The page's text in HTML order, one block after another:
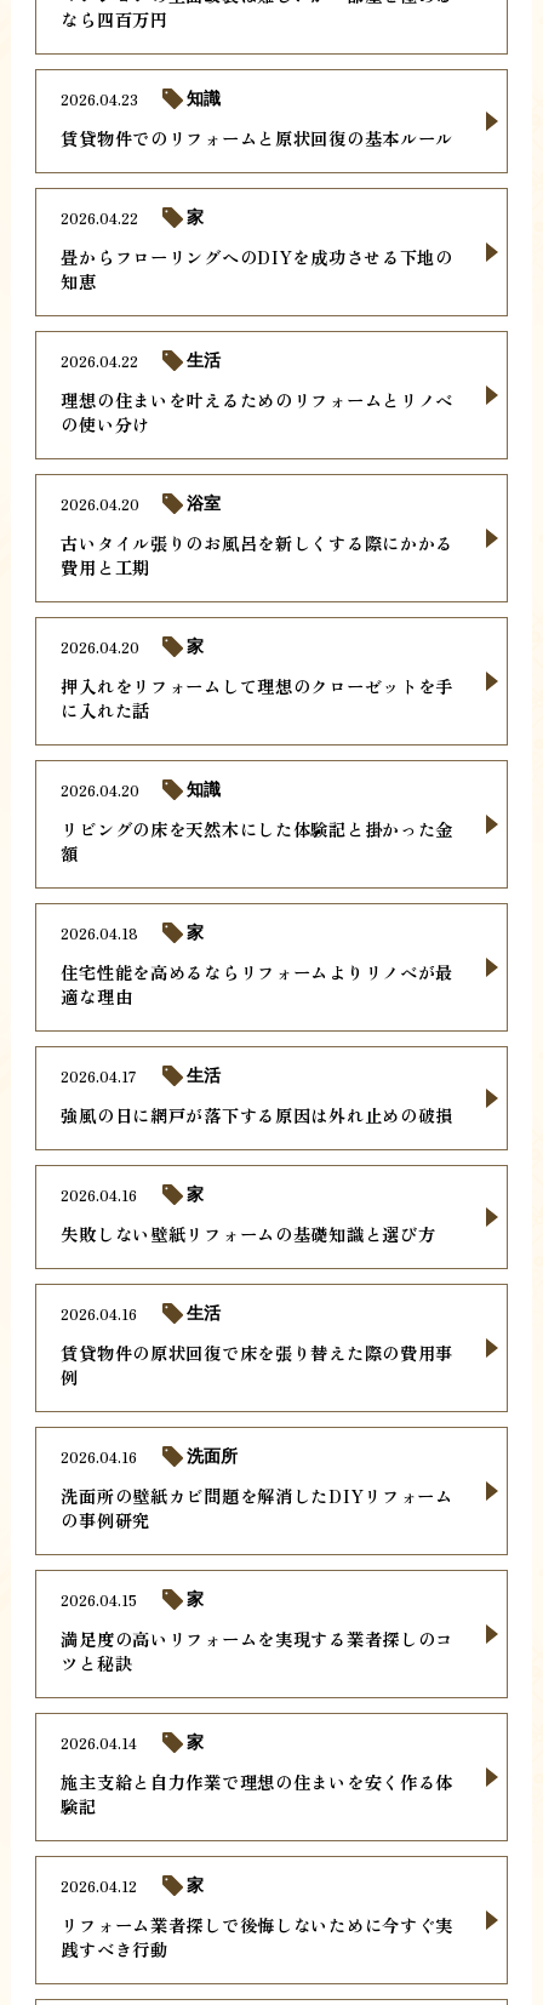
なら四百万円
賃貸物件でのリフォームと原状回復の基本ルール
2026.04.23 知識
畳からフローリングへのDIYを成功させる下地の
知恵
2026.04.22 家
理想の住まいを叶えるためのリフォームとリノベ
の使い分け
2026.04.22 生活
古いタイル張りのお風呂を新しくする際にかかる
費用と工期
2026.04.20 浴室
押入れをリフォームして理想のクローゼットを手
に入れた話
2026.04.20 家
リビングの床を天然木にした体験記と掛かった金
額
2026.04.20 知識
住宅性能を高めるならリフォームよりリノベが最
適な理由
2026.04.18 家
強風の日に網戸が落下する原因は外れ止めの破損
2026.04.17 生活
失敗しない壁紙リフォームの基礎知識と選び方
2026.04.16 家
賃貸物件の原状回復で床を張り替えた際の費用事
例
2026.04.16 生活
洗面所の壁紙カビ問題を解消したDIYリフォーム
の事例研究
2026.04.16 洗面所
満足度の高いリフォームを実現する業者探しのコ
ツと秘訣
2026.04.15 家
施主支給と自力作業で理想の住まいを安く作る体
験記
2026.04.14 家
リフォーム業者探しで後悔しないために今すぐ実
践すべき行動
2026.04.12 家